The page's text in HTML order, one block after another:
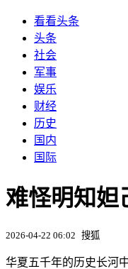
看看头条
头条
社会
军事
娱乐
财经
历史
国内
国际
难怪明知妲
2026-04-22 06:02 搜狐
华夏五千年的历史长河